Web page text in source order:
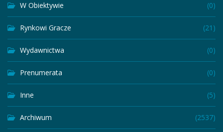
W Obiektywie (0)
Rynkowi Gracze (21)
Wydawnictwa (0)
Prenumerata (0)
Inne (5)
Archiwum (2537)